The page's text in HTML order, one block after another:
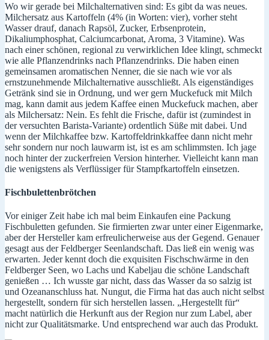
Wo wir gerade bei Milchalternativen sind: Es gibt da was neues.
Milchersatz aus Kartoffeln (4% (in Worten: vier), vorher steht
Wasser drauf, danach Rapsöl, Zucker, Erbsenprotein,
Dikaliumphosphat, Calciumcarbonat, Aroma, 3 Vitamine). Was
nach einer schönen, regional zu verwirklichen Idee klingt, schmeckt
wie alle Pflanzendrinks nach Pflanzendrinks. Die haben einen
gemeinsamen aromatischen Nenner, die sie nach wie vor als
ernstzunehmende Milchalternative ausschließt. Als eigenständiges
Getränk sind sie in Ordnung, und wer gern Muckefuck mit Milch
mag, kann damit aus jedem Kaffee einen Muckefuck machen, aber
als Milchersatz: Nein. Es fehlt die Frische, dafür ist (zumindest in
der versuchten Barista-Variante) ordentlich Süße mit dabei. Und
wenn der Milchkaffee bzw. Kartoffeldrinkkaffee dann nicht mehr
sehr sondern nur noch lauwarm ist, ist es am schlimmsten. Ich jage
noch hinter der zuckerfreien Version hinterher. Vielleicht kann man
die wenigstens als Verflüssiger für Stampfkartoffeln einsetzen.
Fischbulettenbrötchen
Vor einiger Zeit habe ich mal beim Einkaufen eine Packung
Fischbuletten gefunden. Sie firmierten zwar unter einer Eigenmarke,
aber der Hersteller kam erfreulicherweise aus der Gegend. Genauer
gesagt aus der Feldberger Seenlandschaft. Das ließ ein wenig was
erwarten. Jeder kennt doch die exquisiten Fischschwärme in den
Feldberger Seen, wo Lachs und Kabeljau die schöne Landschaft
genießen … Ich wusste gar nicht, dass das Wasser da so salzig ist
und Ozeananschluss hat. Nungut, die Firma hat das auch nicht selbst
hergestellt, sondern für sich herstellen lassen. „Hergestellt für“
macht natürlich die Herkunft aus der Region nur zum Label, aber
nicht zur Qualitätsmarke. Und entsprechend war auch das Produkt.